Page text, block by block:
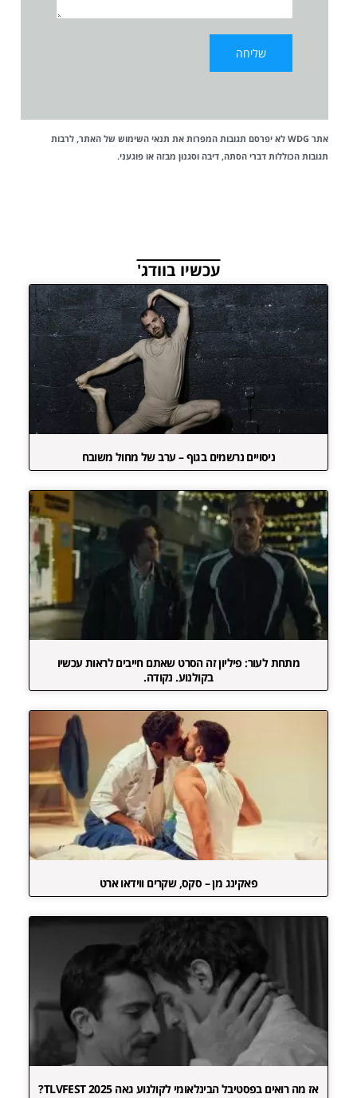
אתר WDG לא יפרסם תגובות המפרות את תנאי השימוש של האתר, לרבות
תגובות הכוללות דברי הסתה, דיבה וסגנון מבזה או פוגעני.
עכשיו בוודג'
ניסויים נרשמים בגוף – ערב של מחול משובח
מתחת לעור: פיליון זה הסרט שאתם חייבים לראות עכשיו
בקולנוע. נקודה.
פאקינג מן – סקס, שקרים ווידאו ארט
אז מה רואים בפסטיבל הבינלאומי לקולנוע גאה TLVFEST 2025?